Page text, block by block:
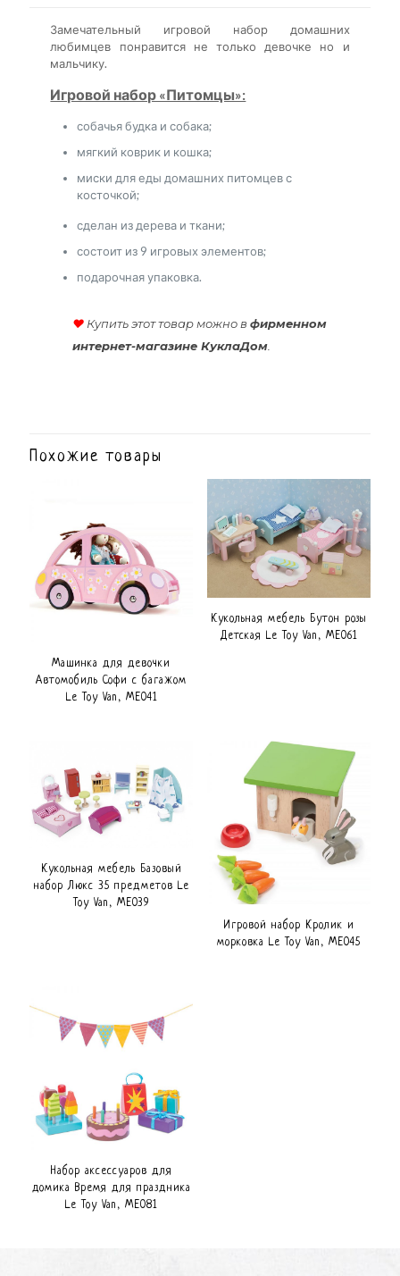
Замечательный игровой набор домашних
любимцев понравится не только девочке но и
мальчику.
Игровой набор «Питомцы»:
собачья будка и собака;
мягкий коврик и кошка;
миски для еды домашних питомцев с
косточкой;
сделан из дерева и ткани;
состоит из 9 игровых элементов;
подарочная упаковка.
♥ Купить этот товар можно вфирменном
интернет-магазине КуклаДом
Похожие товары
Машинка для девочки
Автомобиль Софи с багажом
Le Toy Van, ME041
Кукольная мебель Бутон розы
Детская Le Toy Van, ME061
Кукольная мебель Базовый
набор Люкс 35 предметов Le
Toy Van, ME039
Игровой набор Кролик и
морковка Le Toy Van, ME045
Набор аксессуаров для
домика Время для праздника
Le Toy Van, ME081